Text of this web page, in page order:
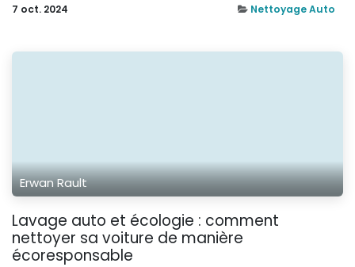
7 oct. 2024 Nettoyage Auto
Erwan Rault
Lavage auto et écologie : comment
nettoyer sa voiture de manière
écoresponsable